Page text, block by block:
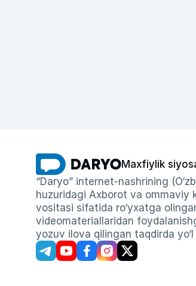
Maxfiylik
“Daryo” internet-nashrining
huzuridagi Axborot va ommaviy
vositasi sifatida ro‘yxatga
videomateriallaridan
yozuv ilova qilingan taqdirda yo‘l